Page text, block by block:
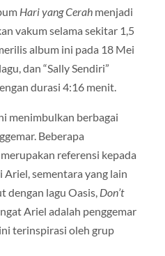
Hari yang Cerahmenjadi
vakum selama sekitar 1,5
album ini pada 18 Mei
dan “Sally Sendiri”
durasi 4:16 menit.
menimbulkan berbagai
Beberapa
referensi kepada
sementara yang lain
dengan lagu Oasis, Don’t
Ariel adalah penggemar
terinspirasi oleh grup